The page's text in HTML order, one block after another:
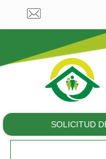
SOLICITUD